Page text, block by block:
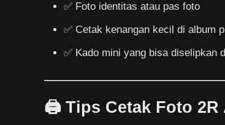
✅ Foto identitas atau pas foto
✅ Cetak kenangan kecil di album
✅ Kado mini yang bisa diselipkan
🖨️ Tips Cetak Foto 2R